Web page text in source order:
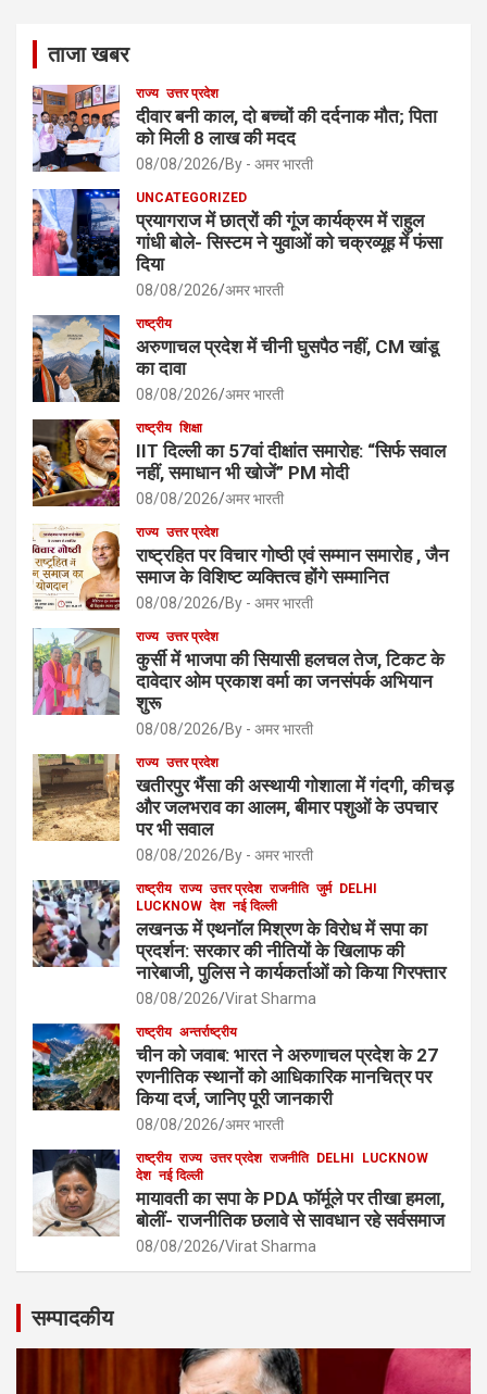
ताजा खबर
राज्य उत्तर प्रदेश
दीवार बनी काल, दो बच्चों की दर्दनाक मौत; पिता
को मिली 8 लाख की मदद
08/08/2026 By - अमर भारती
UNCATEGORIZED
प्रयागराज में छात्रों की गूंज कार्यक्रम में राहुल
गांधी बोले- सिस्टम ने युवाओं को चक्रव्यूह में फंसा
दिया
08/08/2026 अमर भारती
राष्ट्रीय
अरुणाचल प्रदेश में चीनी घुसपैठ नहीं, CM खांडू
का दावा
08/08/2026 अमर भारती
राष्ट्रीय शिक्षा
IIT दिल्ली का 57वां दीक्षांत समारोह: “सिर्फ सवाल
नहीं, समाधान भी खोजें” PM मोदी
08/08/2026 अमर भारती
राज्य उत्तर प्रदेश
राष्ट्रहित पर विचार गोष्ठी एवं सम्मान समारोह , जैन
समाज के विशिष्ट व्यक्तित्व होंगे सम्मानित
08/08/2026 By - अमर भारती
राज्य उत्तर प्रदेश
कुर्सी में भाजपा की सियासी हलचल तेज, टिकट के
दावेदार ओम प्रकाश वर्मा का जनसंपर्क अभियान
शुरू
08/08/2026 By - अमर भारती
राज्य उत्तर प्रदेश
खतीरपुर भैंसा की अस्थायी गोशाला में गंदगी, कीचड़
और जलभराव का आलम, बीमार पशुओं के उपचार
पर भी सवाल
08/08/2026 By - अमर भारती
राष्ट्रीय राज्य उत्तर प्रदेश राजनीति जुर्म
DELHI
LUCKNOW देश नई दिल्ली
लखनऊ में एथनॉल मिश्रण के विरोध में सपा का
प्रदर्शन: सरकार की नीतियों के खिलाफ की
नारेबाजी, पुलिस ने कार्यकर्ताओं को किया गिरफ्तार
08/08/2026 Virat Sharma
राष्ट्रीय अन्तर्राष्ट्रीय
चीन को जवाब: भारत ने अरुणाचल प्रदेश के 27
रणनीतिक स्थानों को आधिकारिक मानचित्र पर
किया दर्ज, जानिए पूरी जानकारी
08/08/2026 अमर भारती
राष्ट्रीय राज्य उत्तर प्रदेश राजनीति DELHI
LUCKNOW
देश नई दिल्ली
मायावती का सपा के PDA फॉर्मूले पर तीखा हमला,
बोलीं- राजनीतिक छलावे से सावधान रहे सर्वसमाज
08/08/2026 Virat Sharma
सम्पादकीय